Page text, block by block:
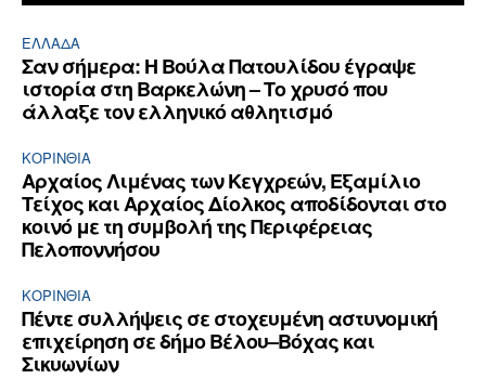
ΕΛΛΆΔΑ
Σαν σήμερα: Η Βούλα Πατουλίδου έγραψε
ιστορία στη Βαρκελώνη – Το χρυσό που
άλλαξε τον ελληνικό αθλητισμό
ΚΟΡΙΝΘΊΑ
Αρχαίος Λιμένας των Κεγχρεών, Εξαμίλιο
Τείχος και Aρχαίος Δίολκος αποδίδονται στο
κοινό με τη συμβολή της Περιφέρειας
Πελοποννήσου
ΚΟΡΙΝΘΊΑ
Πέντε συλλήψεις σε στοχευμένη αστυνομική
επιχείρηση σε δήμο Βέλου–Βόχας και
Σικυωνίων